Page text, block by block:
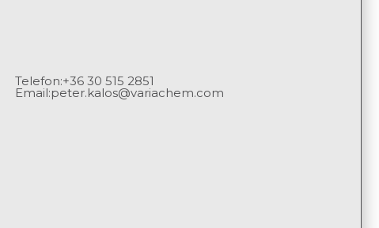
Telefon:+36 30 515 2851
Email:peter.kalos@variachem.com